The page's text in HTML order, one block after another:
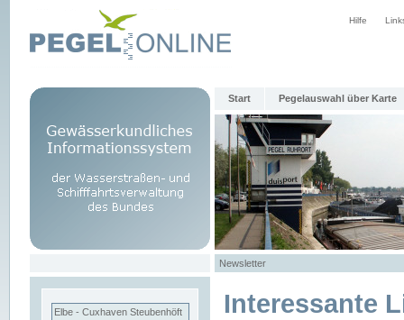
Hilfe
Start Pegelauswahl über Karte
Newsletter
Elbe - Cuxhaven Steubenhöft Interessante